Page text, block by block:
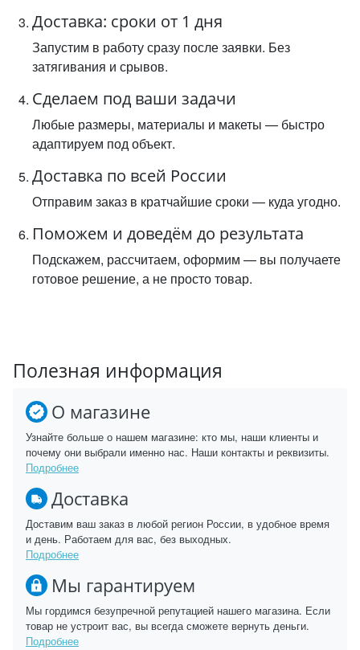
Доставка: сроки от 1 дня
Запустим в работу сразу после заявки. Без
затягивания и срывов.
Сделаем под ваши задачи
Любые размеры, материалы и макеты — быстро
адаптируем под объект.
Доставка по всей России
Отправим заказ в кратчайшие сроки — куда угодно.
Поможем и доведём до результата
Подскажем, рассчитаем, оформим — вы получаете
готовое решение, а не просто товар.
Полезная информация
О магазине
Узнайте больше о нашем магазине: кто мы, наши клиенты и
почему они выбрали именно нас. Наши контакты и реквизиты.
Подробнее
Доставка
Доставим ваш заказ в любой регион России, в удобное время
и день. Работаем для вас, без выходных.
Подробнее
Мы гарантируем
Мы гордимся безупречной репутацией нашего магазина. Если
товар не устроит вас, вы всегда сможете вернуть деньги.
Подробнее